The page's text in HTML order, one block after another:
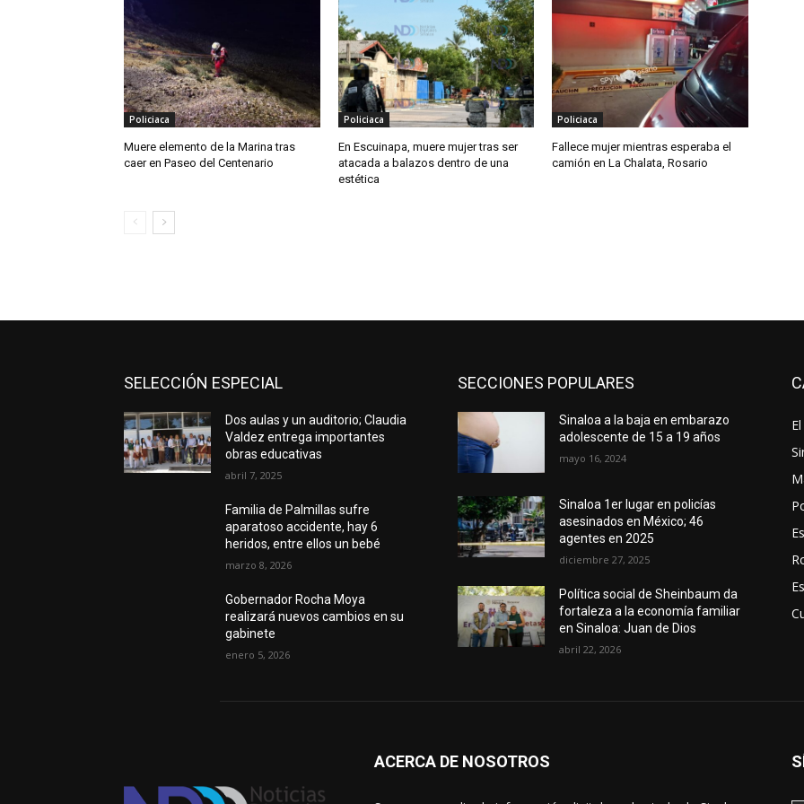
Policiaca
Muere elemento de la Marina tras
caer en Paseo del Centenario
Policiaca
En Escuinapa, muere mujer tras ser
atacada a balazos dentro de una
estética
Policiaca
Fallece mujer mientras esperaba el
camión en La Chalata, Rosario
SELECCIÓN ESPECIAL
Dos aulas y un auditorio; Claudia
Valdez entrega importantes
obras educativas
abril 7, 2025
Familia de Palmillas sufre
aparatoso accidente, hay 6
heridos, entre ellos un bebé
marzo 8, 2026
Gobernador Rocha Moya
realizará nuevos cambios en su
gabinete
enero 5, 2026
SECCIONES POPULARES
Sinaloa a la baja en embarazo
adolescente de 15 a 19 años
mayo 16, 2024
Sinaloa 1er lugar en policías
asesinados en México; 46
agentes en 2025
diciembre 27, 2025
Política social de Sheinbaum da
fortaleza a la economía familiar
en Sinaloa: Juan de Dios
abril 22, 2026
ACERCA DE NOSOTROS